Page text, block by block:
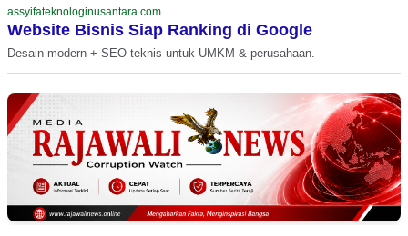
assyifateknologinusantara.com
Website Bisnis Siap Ranking di Google
Desain modern + SEO teknis untuk UMKM & perusahaan.